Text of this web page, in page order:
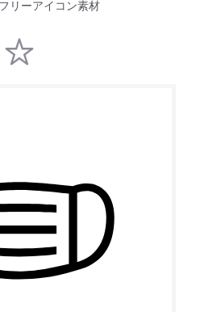
リーアイコン素材